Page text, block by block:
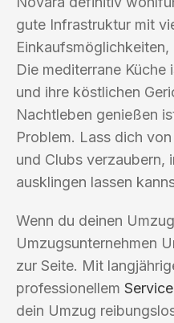
gute Infrastruktur mit
Einkaufsmöglichkeiten,
Die mediterrane
und ihre köstlichen
Nachtleben genießen
Problem. Lass dich
und Clubs verzaubern,
ausklingen lassen
Wenn du deinen
Umzugsunternehmen
zur Seite. Mit
professionellem Service
dein Umzug